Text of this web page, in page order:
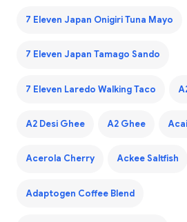
7 Eleven Japan Onigiri Tuna Mayo
7 Eleven Japan Tamago Sando
7 Eleven Laredo Walking Taco
A2 Desi Ghee A2 Ghee
Acerola Cherry Ackee Saltfish
Adaptogen Coffee Blend